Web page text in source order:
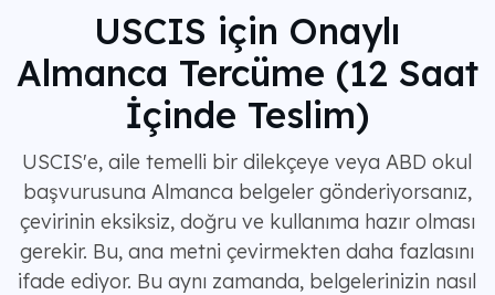
USCIS için Onaylı
Almanca Tercüme (12 Saat
İçinde Teslim)
USCIS'e, aile temelli bir dilekçeye veya ABD okul
başvurusuna Almanca belgeler gönderiyorsanız,
çevirinin eksiksiz, doğru ve kullanıma hazır olması
gerekir. Bu, ana metni çevirmekten daha fazlasını
ifade ediyor. Bu aynı zamanda, belgelerinizin nasıl